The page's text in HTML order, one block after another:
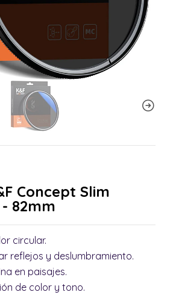
Concept Slim
82mm
circular.
reflejos y deslumbramiento.
en paisajes.
de color y tono.